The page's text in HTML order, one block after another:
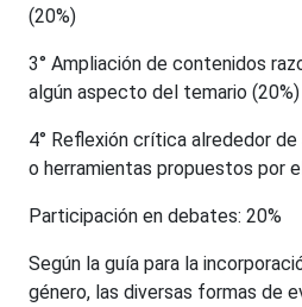
(20%)
3° Ampliación de contenidos
algún aspecto del temario (20%)
4° Reflexión crítica alrededor
o herramientas propuestos por
Participación en debates: 20%
Según la guía para la
género, las diversas formas de